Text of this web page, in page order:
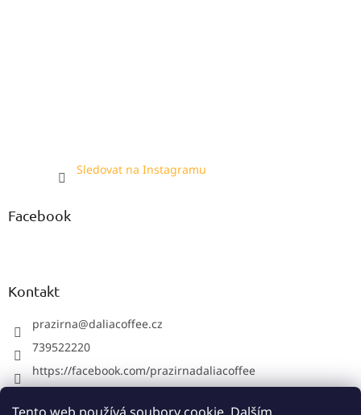
Sledovat na Instagramu
Facebook
Kontakt
prazirna@daliacoffee.cz
739522220
https://facebook.com/prazirnadaliacoffee